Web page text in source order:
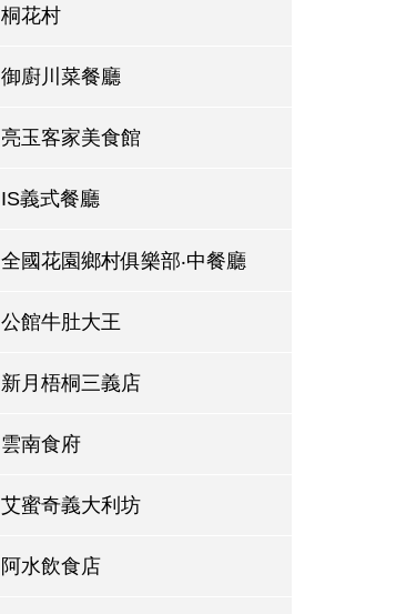
桐花村
御廚川菜餐廳
亮玉客家美食館
IS義式餐廳
全國花園鄉村俱樂部‧中餐廳
公館牛肚大王
新月梧桐三義店
雲南食府
艾蜜奇義大利坊
阿水飲食店